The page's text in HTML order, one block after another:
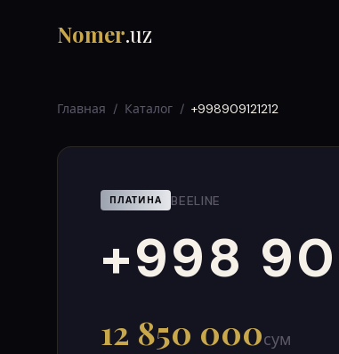
Nomer.uz
Главная / Каталог / +998909121212
ПЛАТИНА BEELINE
+998 90
000
999
12 850 000сум